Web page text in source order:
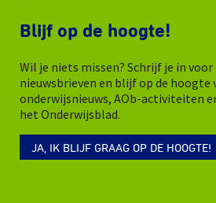
Blijf op de hoogte!
Wil je niets missen? Schrijf je in voor
nieuwsbrieven en blijf op de hoogte
onderwijsnieuws, AOb-activiteiten
het Onderwijsblad.
JA, IK BLIJF GRAAG OP DE HOOGTE!